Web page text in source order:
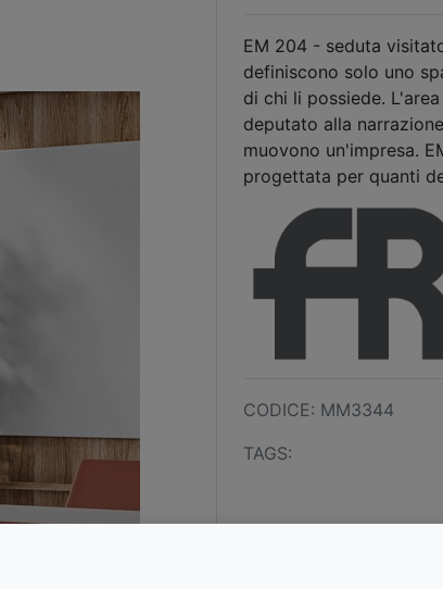
EM 204 - seduta
definiscono solo uno
di chi li possiede.
deputato alla
muovono un'impresa.
progettata per quanti
CODICE: MM3344
TAGS: